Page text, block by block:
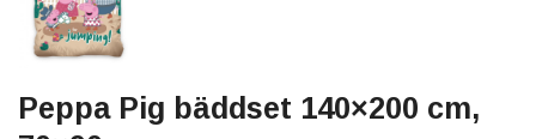
Peppa Pig bäddset 140×200 cm,